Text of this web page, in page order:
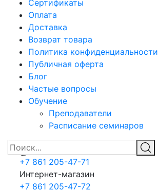
Сертификаты
Оплата
Доставка
Возврат товара
Политика конфиденциальности
Публичная оферта
Блог
Частые вопросы
Обучение
Преподаватели
Расписание семинаров
+7 861 205-47-71
Интернет-магазин
+7 861 205-47-72